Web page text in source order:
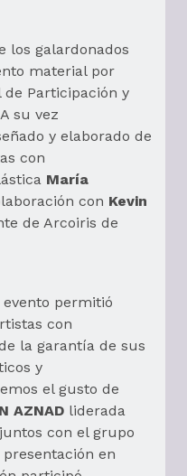
los galardonados
material por
Participación y
su vez
y elaborado de
con
María
con Kevin
de Arcoiris de
permitió
con
la garantía de sus
y
el gusto de
AZNAD liderada
con el grupo
en